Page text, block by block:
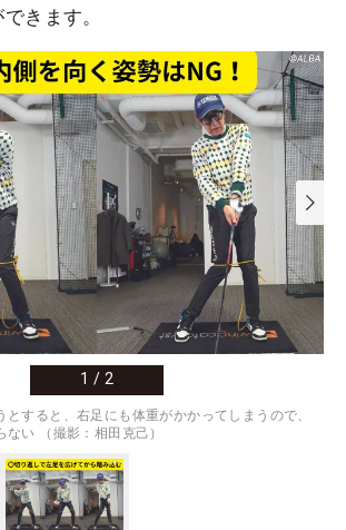
きます。
1 / 2
すると、右足にも体重がかかってしまうので、
い （撮影：相田克己）